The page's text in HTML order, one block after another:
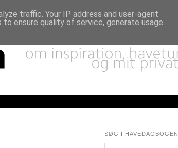
SØG I HAVEDAGBOGEN
traffic. Your IP address and user-agent
ensure quality of service, generate usage